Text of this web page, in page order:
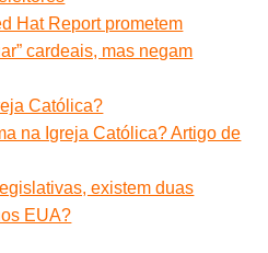
Hat Report prometem
cardeais, mas negam
Católica?
na Igreja Católica? Artigo de
existem duas
EUA?